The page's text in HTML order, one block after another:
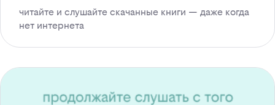
читайте и слушайте скачанные книги — даже когда
нет интернета